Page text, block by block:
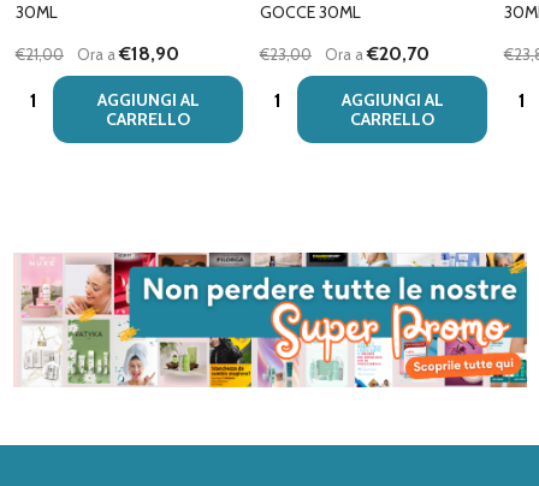
30ML
€21,00 Ora a€18,90
Quantità:
AGGIUNGI AL
CARRELLO
GOCCE 30ML
€23,00 Ora a€20,70
Quantità:
AGGIUNGI AL
CARRELLO